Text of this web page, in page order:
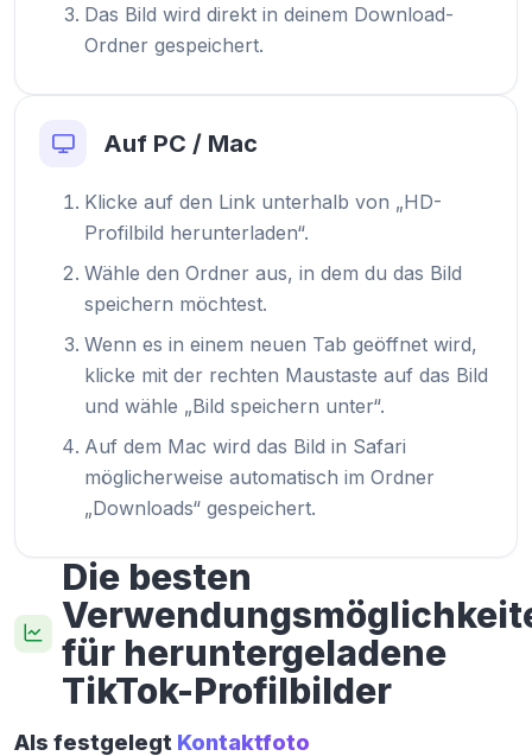
Das Bild wird direkt in deinem Download-
Ordner gespeichert.
Auf PC / Mac
Klicke auf den Link unterhalb von „HD-
Profilbild herunterladen“.
Wähle den Ordner aus, in dem du das Bild
speichern möchtest.
Wenn es in einem neuen Tab geöffnet wird,
klicke mit der rechten Maustaste auf das Bild
und wähle „Bild speichern unter“.
Auf dem Mac wird das Bild in Safari
möglicherweise automatisch im Ordner
„Downloads“ gespeichert.
Die besten
für heruntergeladene
TikTok-Profilbilder
Als festgelegt Kontaktfoto